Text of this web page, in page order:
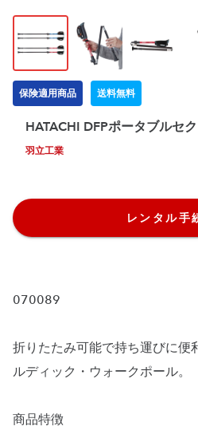
保険適用商品 送料無料
HATACHI DFPポータブルセ
羽立工業
レンタル手
070089
折りたたみ可能で持ち運びに便
ルディック・ウォークポール。
商品特徴